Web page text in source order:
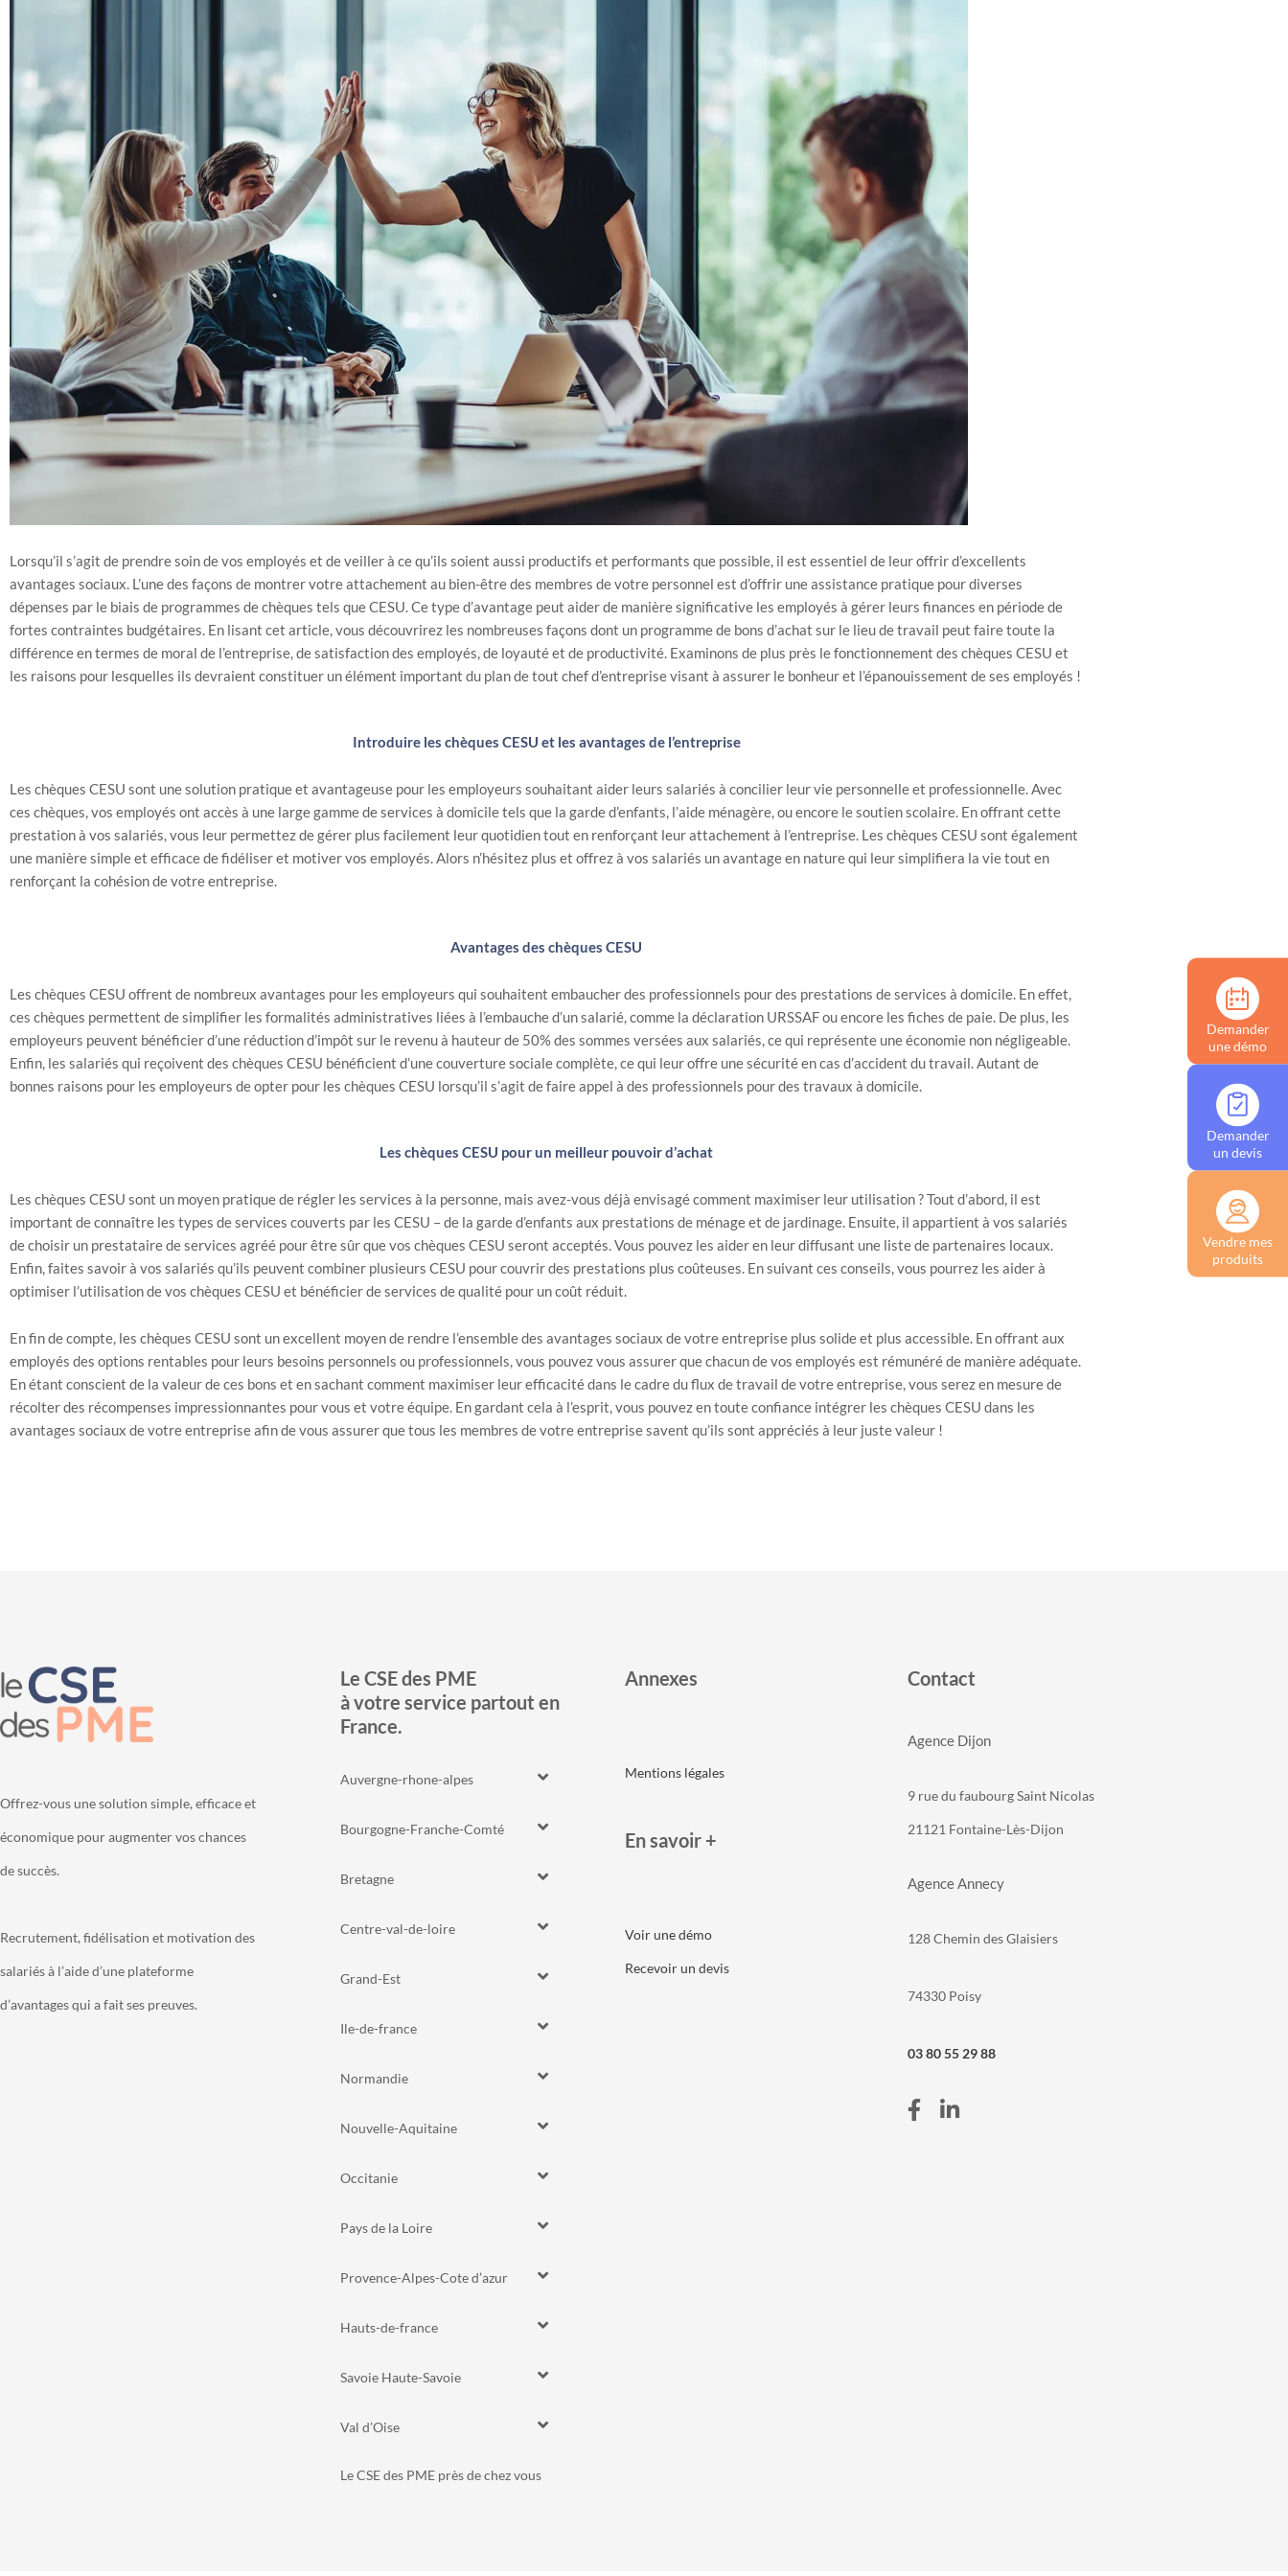
Lorsqu’il s’agit de prendre soin de vos employés et de veiller à ce qu’ils soient aussi productifs et performants que possible, il est essentiel de leur offrir d’excellents
avantages sociaux. L’une des façons de montrer votre attachement au bien-être des membres de votre personnel est d’offrir une assistance pratique pour diverses
dépenses par le biais de programmes de chèques tels que CESU. Ce type d’avantage peut aider de manière significative les employés à gérer leurs finances en période de
fortes contraintes budgétaires. En lisant cet article, vous découvrirez les nombreuses façons dont un programme de bons d’achat sur le lieu de travail peut faire toute la
différence en termes de moral de l’entreprise, de satisfaction des employés, de loyauté et de productivité. Examinons de plus près le fonctionnement des chèques CESU et
les raisons pour lesquelles ils devraient constituer un élément important du plan de tout chef d’entreprise visant à assurer le bonheur et l’épanouissement de ses employés !
Introduire les chèques CESU et les avantages de l’entreprise
Les chèques CESU sont une solution pratique et avantageuse pour les employeurs souhaitant aider leurs salariés à concilier leur vie personnelle et professionnelle. Avec
ces chèques, vos employés ont accès à une large gamme de services à domicile tels que la garde d’enfants, l’aide ménagère, ou encore le soutien scolaire. En offrant cette
prestation à vos salariés, vous leur permettez de gérer plus facilement leur quotidien tout en renforçant leur attachement à l’entreprise. Les chèques CESU sont également
une manière simple et efficace de fidéliser et motiver vos employés. Alors n’hésitez plus et offrez à vos salariés un avantage en nature qui leur simplifiera la vie tout en
renforçant la cohésion de votre entreprise.
Avantages des chèques CESU
Les chèques CESU offrent de nombreux avantages pour les employeurs qui souhaitent embaucher des professionnels pour des prestations de services à domicile. En effet,
ces chèques permettent de simplifier les formalités administratives liées à l’embauche d’un salarié, comme la déclaration URSSAF ou encore les fiches de paie. De plus, les
employeurs peuvent bénéficier d’une réduction d’impôt sur le revenu à hauteur de 50% des sommes versées aux salariés, ce qui représente une économie non négligeable.
Enfin, les salariés qui reçoivent des chèques CESU bénéficient d’une couverture sociale complète, ce qui leur offre une sécurité en cas d’accident du travail. Autant de
bonnes raisons pour les employeurs de opter pour les chèques CESU lorsqu’il s’agit de faire appel à des professionnels pour des travaux à domicile.
Les chèques CESU pour un meilleur pouvoir d’achat
Les chèques CESU sont un moyen pratique de régler les services à la personne, mais avez-vous déjà envisagé comment maximiser leur utilisation ? Tout d’abord, il est
important de connaître les types de services couverts par les CESU – de la garde d’enfants aux prestations de ménage et de jardinage. Ensuite, il appartient à vos salariés
de choisir un prestataire de services agréé pour être sûr que vos chèques CESU seront acceptés. Vous pouvez les aider en leur diffusant une liste de partenaires locaux.
Enfin, faites savoir à vos salariés qu’ils peuvent combiner plusieurs CESU pour couvrir des prestations plus coûteuses. En suivant ces conseils, vous pourrez les aider à
optimiser l’utilisation de vos chèques CESU et bénéficier de services de qualité pour un coût réduit.
En fin de compte, les chèques CESU sont un excellent moyen de rendre l’ensemble des avantages sociaux de votre entreprise plus solide et plus accessible. En offrant aux
employés des options rentables pour leurs besoins personnels ou professionnels, vous pouvez vous assurer que chacun de vos employés est rémunéré de manière adéquate.
En étant conscient de la valeur de ces bons et en sachant comment maximiser leur efficacité dans le cadre du flux de travail de votre entreprise, vous serez en mesure de
récolter des récompenses impressionnantes pour vous et votre équipe. En gardant cela à l’esprit, vous pouvez en toute confiance intégrer les chèques CESU dans les
avantages sociaux de votre entreprise afin de vous assurer que tous les membres de votre entreprise savent qu’ils sont appréciés à leur juste valeur !
Offrez-vous une solution simple, efficace et
économique pour augmenter vos chances
de succès.
Recrutement, fidélisation et motivation des
salariés à l’aide d’une plateforme
d’avantages qui a fait ses preuves.
Le CSE des PME
à votre service partout en
France.
Auvergne-rhone-alpes
Bourgogne-Franche-Comté
Bretagne
Centre-val-de-loire
Grand-Est
Ile-de-france
Normandie
Nouvelle-Aquitaine
Occitanie
Pays de la Loire
Provence-Alpes-Cote d’azur
Hauts-de-france
Savoie Haute-Savoie
Val d’Oise
Le CSE des PME près de chez vous
Annexes
Mentions légales
En savoir +
Voir une démo
Recevoir un devis
Contact
Agence Dijon
9 rue du faubourg Saint Nicolas
21121 Fontaine-Lès-Dijon
Agence Annecy
128 Chemin des Glaisiers
74330 Poisy
03 80 55 29 88
Demander
une démo
Demander
un devis
Vendre mes
produits